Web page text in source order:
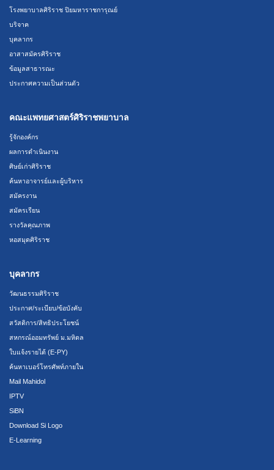
โรงพยาบาลศิริราช ปิยมหาราชการุณย์
บริจาค
บุคลากร
อาสาสมัครศิริราช
ข้อมูลสาธารณะ
ประกาศความเป็นส่วนตัว
คณะแพทยศาสตร์ศิริราชพยาบาล
รู้จักองค์กร
ผลการดำเนินงาน
ศิษย์เก่าศิริราช
ค้นหาอาจารย์และผู้บริหาร
สมัครงาน
สมัครเรียน
รางวัลคุณภาพ
หอสมุดศิริราช
บุคลากร
วัฒนธรรมศิริราช
ประกาศ/ระเบียบ/ข้อบังคับ
สวัสดิการ/สิทธิประโยชน์
สหกรณ์ออมทรัพย์ ม.มหิดล
ใบแจ้งรายได้ (E-PY)
ค้นหาเบอร์โทรศัพท์ภายใน
Mail Mahidol
IPTV
SiBN
Download Si Logo
E-Learning